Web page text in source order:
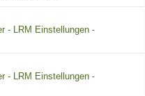
- LRM Einstellungen -
- LRM Einstellungen -